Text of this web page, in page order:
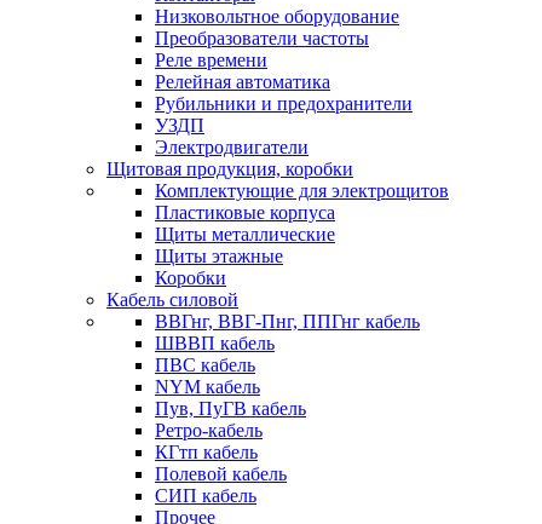
Низковольтное оборудование
Преобразователи частоты
Реле времени
Релейная автоматика
Рубильники и предохранители
УЗДП
Электродвигатели
Щитовая продукция, коробки
Комплектующие для электрощитов
Пластиковые корпуса
Щиты металлические
Щиты этажные
Коробки
Кабель силовой
ВВГнг, ВВГ-Пнг, ППГнг кабель
ШВВП кабель
ПВС кабель
NYM кабель
Пув, ПуГВ кабель
Ретро-кабель
КГтп кабель
Полевой кабель
СИП кабель
Прочее